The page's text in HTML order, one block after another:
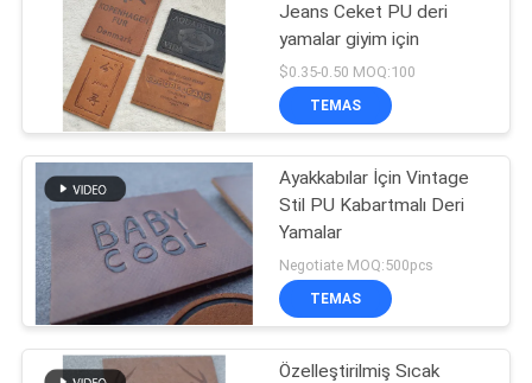
Jeans Ceket PU deri
yamalar giyim için
$0.35-0.50 MOQ:100
TEMAS
Ayakkabılar İçin Vintage
Stil PU Kabartmalı Deri
Yamalar
Negotiate MOQ:500pcs
TEMAS
Özelleştirilmiş Sıcak